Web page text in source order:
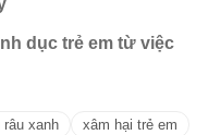
dục trẻ em từ việc
râu xanh xâm hại trẻ em